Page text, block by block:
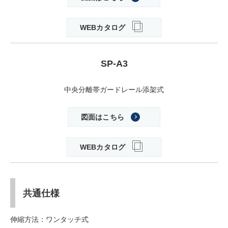
WEBカタログ
SP-A3
中央分離帯ガードレール添架式
図面はこちら
WEBカタログ
共通仕様
伸縮方法：ワンタッチ式